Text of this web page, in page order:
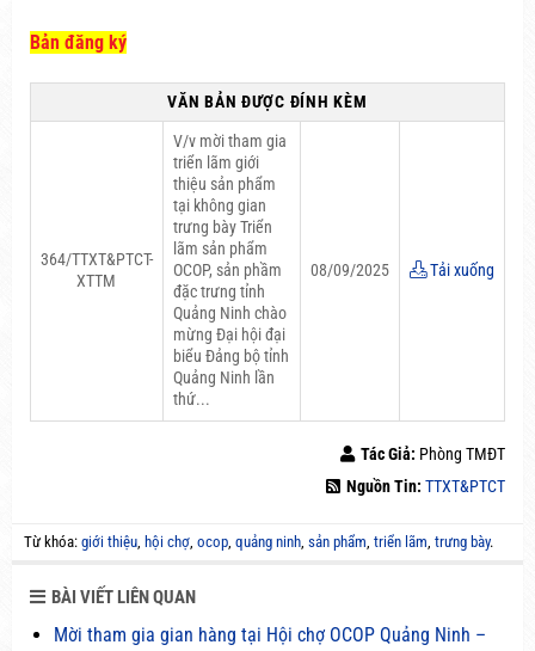
Bản đăng ký
VĂN BẢN ĐƯỢC ĐÍNH KÈM
364/TTXT&PTCT-
XTTM
V/v mời tham gia
triển lãm giới
thiệu sản phẩm
tại không gian
trưng bày Triển
lãm sản phẩm
OCOP, sản phầm
đặc trưng tỉnh
Quảng Ninh chào
mừng Đại hội đại
biểu Đảng bộ tỉnh
Quảng Ninh lần
thứ...
08/09/2025 Tải xuống
Tác Giả: Phòng TMĐT
Nguồn Tin: TTXT&PTCT
Từ khóa: giới thiệu, hội chợ, ocop, quảng ninh, sản phẩm triển lãm trưng bày.
BÀI VIẾT LIÊN QUAN
Mời tham gia gian hàng tại Hội chợ OCOP Quảng Ninh –